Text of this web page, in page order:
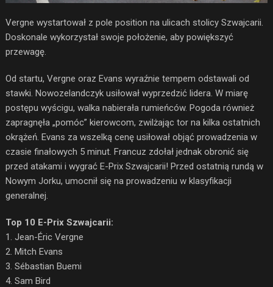
Vergne wystartował z pole position na ulicach stolicy Szwajcarii.
Doskonale wykorzystał swoje położenie, aby powiększyć
przewagę.
Od startu, Vergne oraz Evans wyraźnie tempem odstawali od
stawki. Nowozelandczyk usiłował wyprzedzić lidera. W miarę
postępu wyścigu, walka nabierała rumieńców. Pogoda również
zapragnęła „pomóc” kierowcom, zwilżając tor na kilka ostatnich
okrążeń. Evans za wszelką cenę usiłował objąć prowadzenia w
czasie finałowych 5 minut. Francuz zdołał jednak obronić się
przed atakami i wygrać E-Prix Szwajcarii! Przed ostatnią rundą w
Nowym Jorku, umocnił się na prowadzeniu w klasyfikacji
generalnej.
Top 10 E-Prix Szwajcarii:
1. Jean-Éric Vergne
2. Mitch Evans
3. Sébastian Buemi
4. Sam Bird